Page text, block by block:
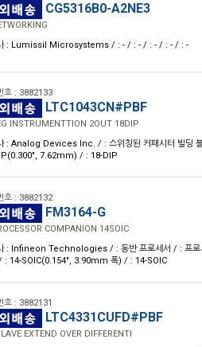
CG5316B0-A2NE3
: Lumissil Microsystems / : - / : - / : - / : - / : -
호 : 3882133
LTC1043CN#PBF
INSTRUMENTTION 2OUT 18DIP
: Analog Devices Inc. / : 스위칭된 커패시터 빌딩
7.62mm) / : 18-DIP
호 : 3882132
FM3164-G
COMPANION 14SOIC
: Infineon Technologies / : 동반 프로세서 / : 프로
: 14-SOIC(0.154", 3.90mm 폭) / : 14-SOIC
호 : 3882131
LTC4331CUFD#PBF
EXTEND OVER DIFFERENTI